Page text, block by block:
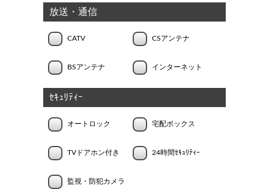
放送・通信
CATV CSアンテナ
BSアンテナ インターネット
ｾｷｭﾘﾃｨｰ
オートロック 宅配ボックス
TVドアホン付き 24時間ｾｷｭﾘﾃｨｰ
監視・防犯カメラ